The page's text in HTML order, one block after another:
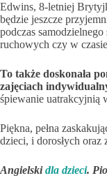
Edwins, 8-letniej
będzie jeszcze
podczas
ruchowych czy w
To także doskonała
zajęciach
śpiewanie uatrakcyjnią
Piękna, pełna
dzieci, i dorosłych oraz
Angielskidla dzieci.